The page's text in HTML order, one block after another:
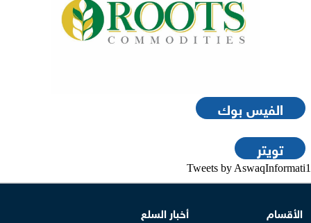
الفيس بوك
تويتر
Tweets by AswaqInformati1
الأقسام
أخبار السلع